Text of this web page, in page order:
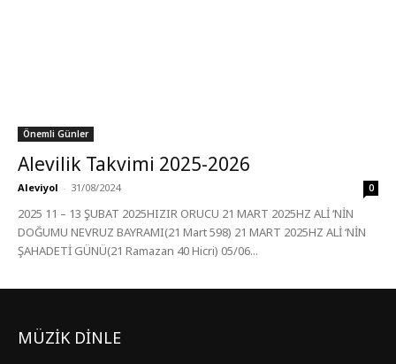
Önemli Günler
Alevilik Takvimi 2025-2026
Aleviyol - 31/08/2024 0
2025 11 – 13 ŞUBAT 2025HIZIR ORUCU 21 MART 2025HZ ALİ ‘NİN
DOĞUMU NEVRUZ BAYRAMI(21 Mart 598) 21 MART 2025HZ ALİ ‘NİN
ŞAHADETİ GÜNÜ(21 Ramazan 40 Hicri) 05/06...
MÜZİK DİNLE